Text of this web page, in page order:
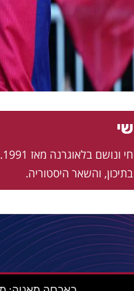
שי
בתיכון, והשאר היסטוריה.